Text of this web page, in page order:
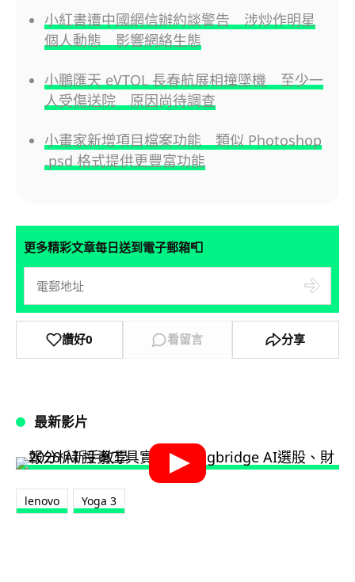
小紅書遭中國網信辦約談警告 涉炒作明星
個人動態 影響網絡生態
小鵬匯天 eVTOL 長春航展相撞墜機 至少一
人受傷送院 原因尚待調查
小畫家新增項目檔案功能 類似 Photoshop
.psd 格式提供更豐富功能
更多精彩文章每日送到電子郵箱📮
讚好0 看留言 分享
最新影片
lenovo Yoga 3